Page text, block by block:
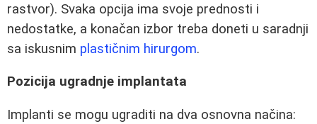
rastvor). Svaka opcija ima svoje prednosti i
nedostatke, a konačan izbor treba doneti u saradnji
sa iskusnim plastičnim hirurgom.
Pozicija ugradnje implantata
Implanti se mogu ugraditi na dva osnovna načina: